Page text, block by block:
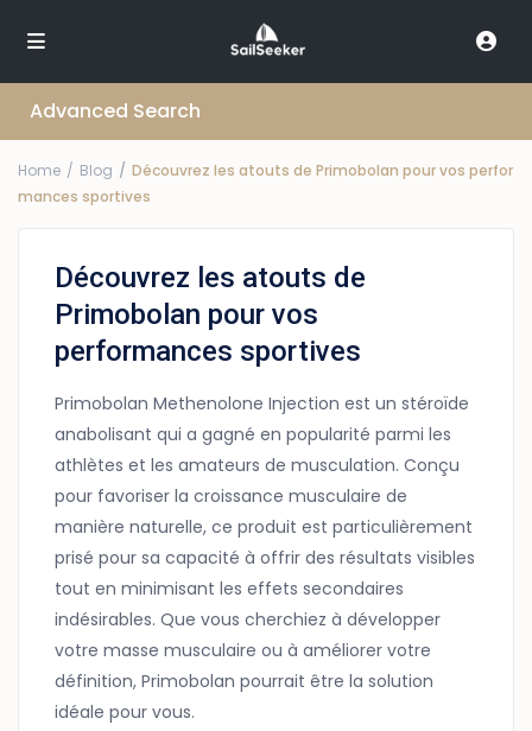
Advanced Search
Home Blog
Découvrez les atouts de Primobolan pour vos perfor
mances sportives
Découvrez les atouts de
Primobolan pour vos
performances sportives
Primobolan Methenolone Injection est un stéroïde
anabolisant qui a gagné en popularité parmi les
athlètes et les amateurs de musculation. Conçu
pour favoriser la croissance musculaire de
manière naturelle, ce produit est particulièrement
prisé pour sa capacité à offrir des résultats visibles
tout en minimisant les effets secondaires
indésirables. Que vous cherchiez à développer
votre masse musculaire ou à améliorer votre
définition, Primobolan pourrait être la solution
idéale pour vous.